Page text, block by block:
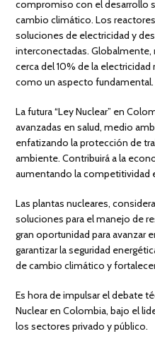
compromiso con el desarrollo
cambio climático. Los
soluciones de electricidad y
interconectadas.
cerca del 10% de la
como un aspecto fundamental.
La futura “Ley Nuclear” en
avanzadas en salud, medio
enfatizando la protección de
ambiente. Contribuirá a la
aumentando la competitividad
Las plantas nucleares,
soluciones para el manejo de
gran oportunidad para avanzar
garantizar la seguridad
de cambio climático y
Es hora de impulsar el debate
Nuclear en Colombia, bajo el
los sectores privado y público.